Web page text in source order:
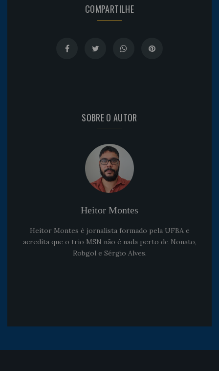
COMPARTILHE
SOBRE O AUTOR
Heitor Montes
Heitor Montes é jornalista formado pela UFBA e
acredita que o trio MSN não é nada perto de Nonato,
Robgol e Sérgio Alves.